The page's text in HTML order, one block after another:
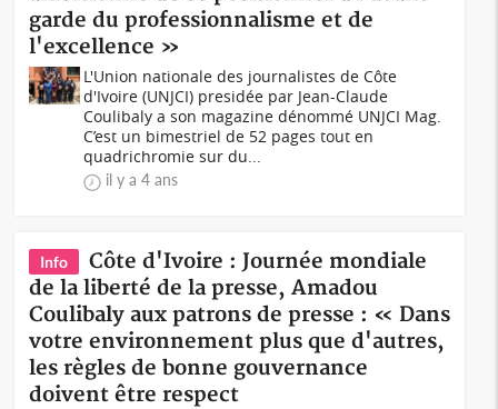
garde du professionnalisme et de
l'excellence »
L'Union nationale des journalistes de Côte
d'Ivoire (UNJCI) presidée par Jean-Claude
Coulibaly a son magazine dénommé UNJCI Mag.
C’est un bimestriel de 52 pages tout en
quadrichromie sur du...
il y a 4 ans
Info
Côte d'Ivoire : Journée mondiale
de la liberté de la presse, Amadou
Coulibaly aux patrons de presse : « Dans
votre environnement plus que d'autres,
les règles de bonne gouvernance
doivent être respect